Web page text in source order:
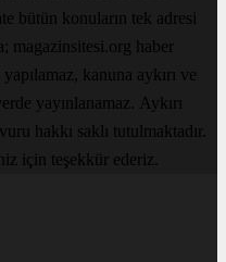
bütün konuların tek adresi
magazinsitesi.org haber
kanuna aykırı ve
yayınlanamaz. Aykırı
hakkı saklı tutulmaktadır.
için teşekkür ederiz.